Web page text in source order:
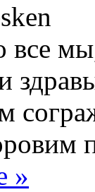
все
»